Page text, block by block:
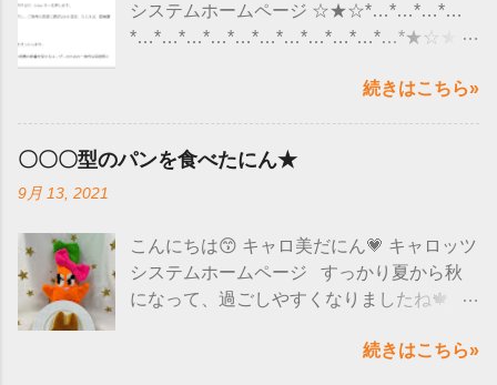
システムホームページ ☆★☆*…*…*…*…
*…*…*…*…*…*…*…*…*…*…*…*★☆★
ていると、急にローマ字(アルファベット）
と、 マイクロソフト社のアップデートの影
ソコンにこの現象が出るのではなく、 バー
ジョンによって現象がでるようだにん！ バ
ージョンの確認方法は、 「スタート」を選
ージョン そのバージョンが 「 20H2 」と「
続きはこちら»
〇〇〇型のパンを食べたにん★
9月 13, 2021
こんにちは😙 キャロ美だにん💗 キャロッツ
システムホームページ すっかり夏から秋
になって、過ごしやすくなりましたね🍁 食
❤ たくさん食べて、睡眠もとって免疫力上
続きはこちら»